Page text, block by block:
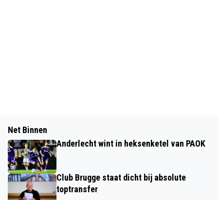
Net Binnen
Anderlecht wint in heksenketel van PAOK
Club Brugge staat dicht bij absolute
toptransfer